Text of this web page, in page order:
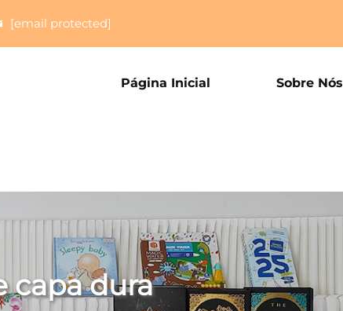
[email protected]
Página Inicial Sobre Nós
capa dura